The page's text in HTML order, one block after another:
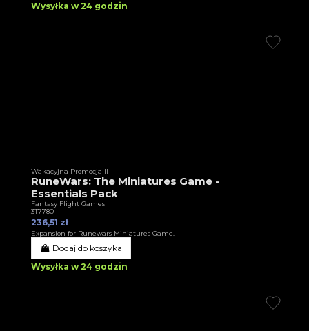
Wysyłka w 24 godzin
Wakacyjna Promocja II
RuneWars: The Miniatures Game -
Essentials Pack
Fantasy Flight Games
3T7780
236,51 zł
Expansion for Runewars Miniatures Game.
Dodaj do koszyka
Wysyłka w 24 godzin